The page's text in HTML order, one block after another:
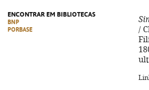
ENCONTRAR EM BIBLIOTECAS
BNP
PORBASE
/